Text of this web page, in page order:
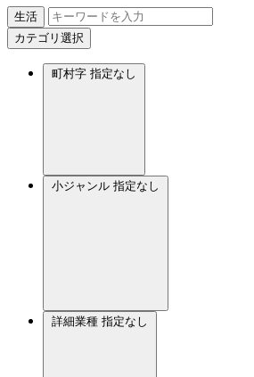
生活
カテゴリ選択
町村字 指定なし
小ジャンル 指定なし
詳細業種 指定なし